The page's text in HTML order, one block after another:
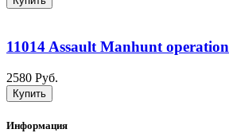
11014 Assault Manhunt operation
2580 Руб.
Купить
Информация